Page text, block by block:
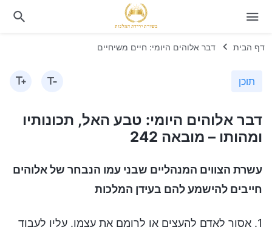
דף הבית דבר אלוהים היומי: חיים משיחיים
תוכן
דבר אלוהים היומי: טבע האל, תכונותיו
ומהותו – מובאה 242
עשרת הצווים המנהליים שבני עמו הנבחר של אלוהים
חייבים להישמע להם בעידן המלכות
1. אסור לאדם להעצים או לרומם את עצמו. עליו לעבוד